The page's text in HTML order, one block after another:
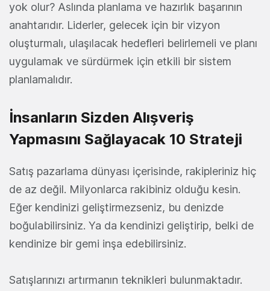
yok olur? Aslında planlama ve hazırlık başarının
anahtarıdır. Liderler, gelecek için bir vizyon
oluşturmalı, ulaşılacak hedefleri belirlemeli ve planı
uygulamak ve sürdürmek için etkili bir sistem
planlamalıdır.
İnsanların Sizden Alışveriş
Yapmasını Sağlayacak 10 Strateji
Satış pazarlama dünyası içerisinde, rakipleriniz hiç
de az değil. Milyonlarca rakibiniz olduğu kesin.
Eğer kendinizi geliştirmezseniz, bu denizde
boğulabilirsiniz. Ya da kendinizi geliştirip, belki de
kendinize bir gemi inşa edebilirsiniz.
Satışlarınızı artırmanın teknikleri bulunmaktadır.